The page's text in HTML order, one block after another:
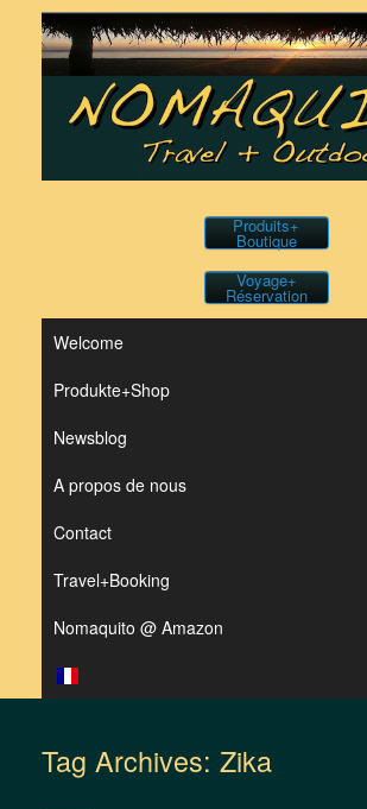
content
Produits+
Boutique
Voyage+
Réservation
Welcome
Produkte+Shop
Newsblog
A propos de nous
Contact
Travel+Booking
Nomaquito @ Amazon
Tag Archives: Zika